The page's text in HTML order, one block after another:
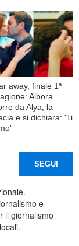
away, finale 1ª
Albora
da Alya, la
e si dichiara: 'Ti
SEGUI
e
il giornalismo